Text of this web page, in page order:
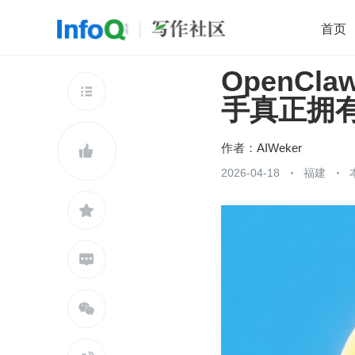
首页
开源 架构
团队管理
查看更多





手真正拥
作者： AIWeker
2026-04-18 福建